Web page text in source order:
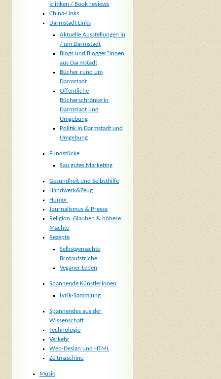
kritiken / Book reviews
China-Links
Darmstadt Links
Aktuelle Ausstellungen in
/ um Darmstadt
Blogs und Blogger*innen
aus Darmstadt
Bücher rund um
Darmstadt
Öffentliche
Bücherschränke in
Darmstadt und
Umgebung
Politik in Darmstadt und
Umgebung
Fundstücke
Sau gutes Marketing
Gesundheit und Selbsthilfe
Handwerk&Zeug
Humor
Journalismus & Presse
Religion, Glauben & höhere
Mächte
Rezepte
Selbstgemachte
Brotaufstriche
Veganer Leben
Spannende KünstlerInnen
Lyrik-Sammlung
Spannendes aus der
Wissenschaft
Technologie
Verkehr
Web-Design und HTML
Zeitmaschine
Musik